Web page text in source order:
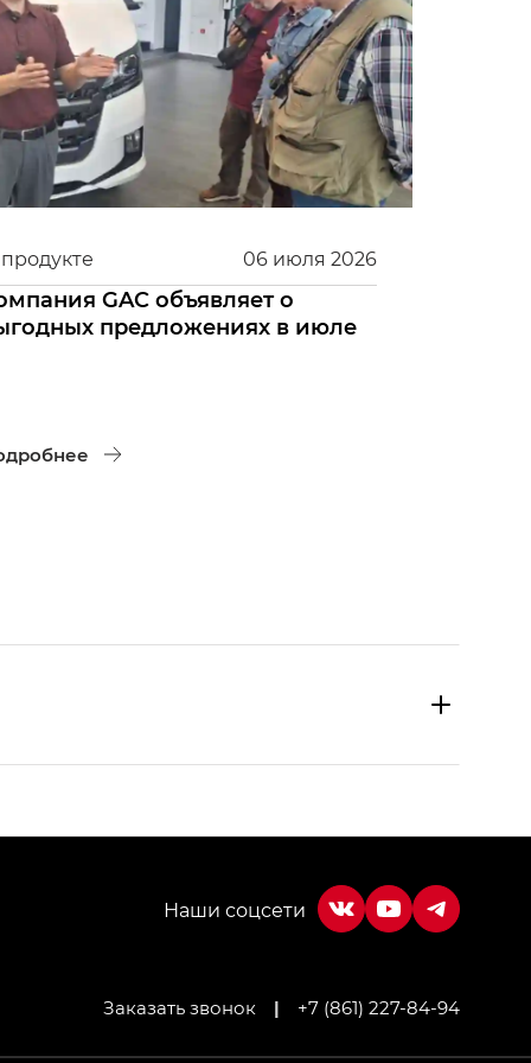
06 июля 2026
GAC объявляет о
предложениях в июле
Заказать звонок | +7 (861) 227-84-94